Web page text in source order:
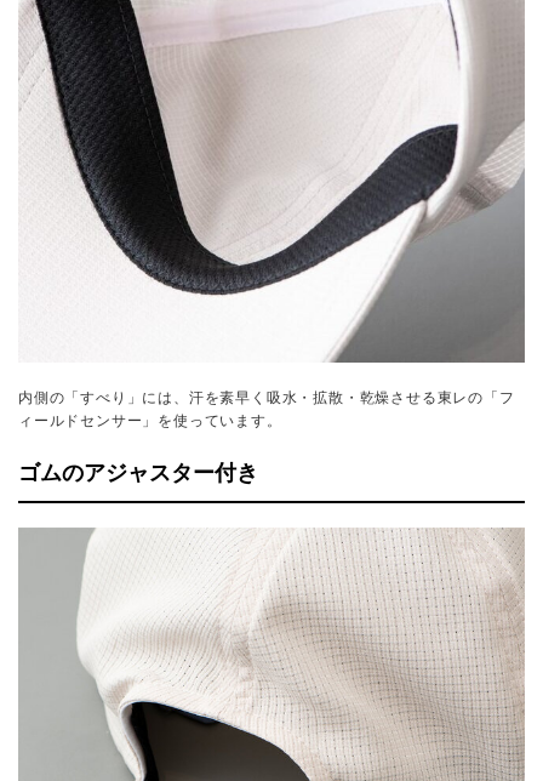
内側の「すべり」には、汗を素早く吸水・拡散・乾燥させる東レの「フ
ィールドセンサー」を使っています。
ゴムのアジャスター付き